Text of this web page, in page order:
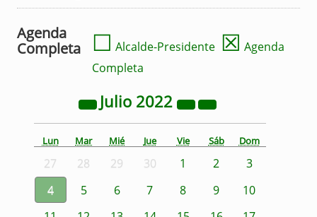
Agenda
Completa
☐ Alcalde-Presidente ☒ Agenda
Completa
Julio 2022
Lun Mar Mié Jue Vie Sáb Dom
27 28 29 30 1 2
3
4
5 6 7 8 9
10